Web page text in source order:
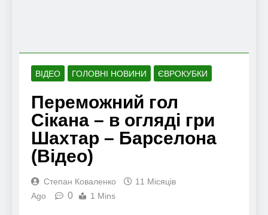
ВІДЕО ГОЛОВНІ НОВИНИ ЄВРОКУБКИ
Переможний гол
Сікана – в огляді гри
Шахтар – Барселона
(Відео)
Степан Коваленко
11 Місяців
Ago
0 1 Mins